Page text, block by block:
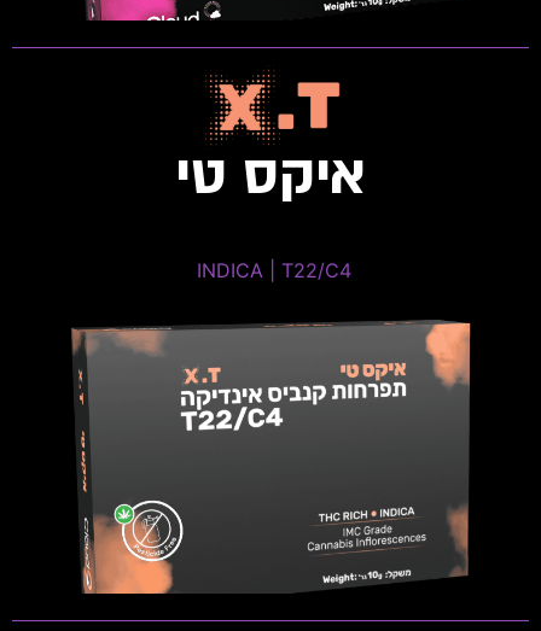
איקס טי
INDICA | T22/C4 ​
THC: 20%-24% | CBD: 0%-1%
טרפנים דומיננטים: Pinene, Caryophyllene, Linalool
פתיחות שקית ומלאי זמין